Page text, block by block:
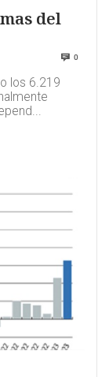
del
0
los 6.219